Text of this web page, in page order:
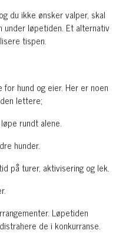
du ikke ønsker valper, skal
under løpetiden. Et alternativ
tispen.
hund og eier. Her er noen
lettere;
rundt alene.
hunder.
på turer, aktivisering og lek.
Løpetiden
de i konkurranse.